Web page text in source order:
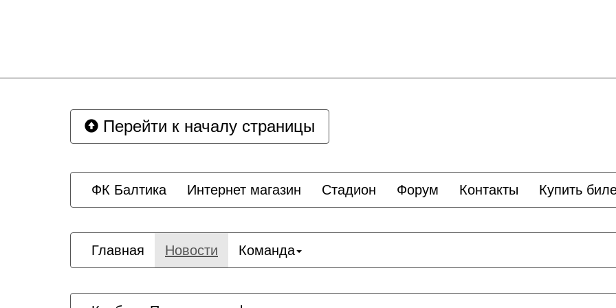
Перейти к началу страницы
ФК Балтика Интернет магазин Стадион Форум Контакты Купить
Главная Новости Команда